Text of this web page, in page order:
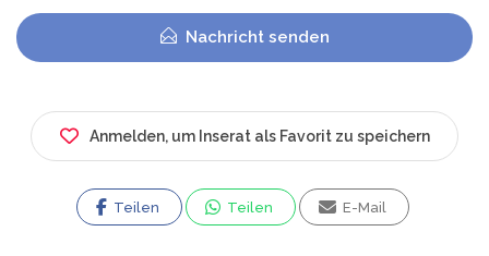
Nachricht senden
Anmelden, um Inserat als Favorit zu speichern
Teilen Teilen E-Mail